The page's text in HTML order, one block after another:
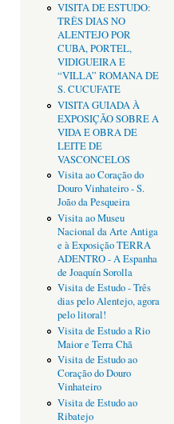
VISITA DE ESTUDO:
TRÊS DIAS NO
ALENTEJO POR
CUBA, PORTEL,
VIDIGUEIRA E
“VILLA” ROMANA DE
S. CUCUFATE
VISITA GUIADA À
EXPOSIÇÃO SOBRE A
VIDA E OBRA DE
LEITE DE
VASCONCELOS
Visita ao Coração do
Douro Vinhateiro - S.
João da Pesqueira
Visita ao Museu
Nacional da Arte Antiga
e à Exposição TERRA
ADENTRO - A Espanha
de Joaquín Sorolla
Visita de Estudo - Três
dias pelo Alentejo, agora
pelo litoral!
Visita de Estudo a Rio
Maior e Terra Chã
Visita de Estudo ao
Coração do Douro
Vinhateiro
Visita de Estudo ao
Ribatejo